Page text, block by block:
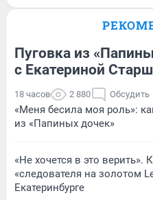
Пуговка из
с Екатериной
18 часов 2 880 Обсудить
«Меня бесила моя роль»:
из «Папиных дочек»
«Не хочется в это верить».
«следователя на золотом
Екатеринбурге